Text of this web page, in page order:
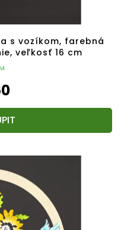
s vozíkom, farebná
veľkosť 16 cm